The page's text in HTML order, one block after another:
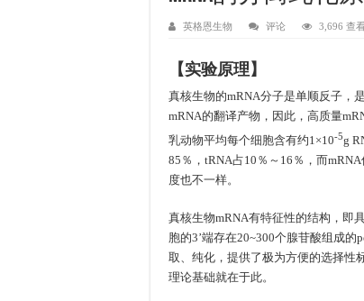
英格恩生物 评论 3,696 查
【实验原理】
真核生物的mRNA分子是单顺反子，
mRNA的翻译产物，因此，高质量
乳动物平均每个细胞含有约1×10-5g
85％，tRNA占10％～16％，而
度也不一样。
真核生物mRNA有特征性的结构，即
胞的3’端存在20~300个腺苷酸组成
取、纯化，提供了极为方便的选择性
理论基础就在于此。